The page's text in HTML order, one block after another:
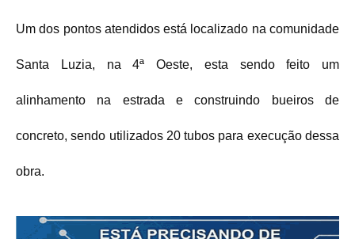
Um dos pontos atendidos está localizado na comunidade
Santa Luzia, na 4ª Oeste, esta sendo feito um
alinhamento na estrada e construindo bueiros de
concreto, sendo utilizados 20 tubos para execução dessa
obra.